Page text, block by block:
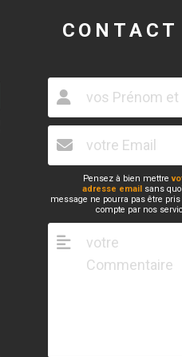
CONTACT
Pensez à bien mettre
adresse email sans
message ne pourra pas être
compte par nos